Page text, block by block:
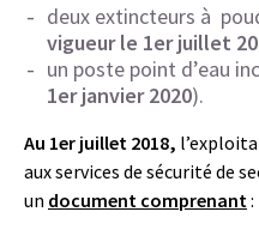
deux extincteurs à
vigueur le 1er juillet
un poste point d’eau
1er janvier 2020).
Au 1er juillet 2018,
aux services de sécurité de
un document comprenant :